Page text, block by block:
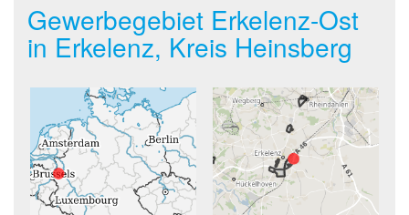
Gewerbegebiet Erkelenz-Ost
in Erkelenz, Kreis Heinsberg